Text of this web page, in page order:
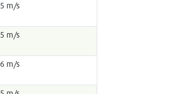
5 m/s
5 m/s
6 m/s